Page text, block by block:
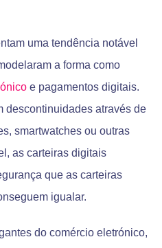
uma tendência notável
a forma como
e pagamentos digitais.
descontinuidades através de
smartwatches ou outras
as carteiras digitais
que as carteiras
igualar.
do comércio eletrónico,